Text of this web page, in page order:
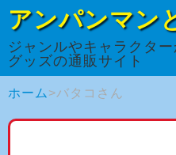
アンパンマン
ジャンルやキャラクタ
グッズの通販サイト
ホーム バタコさん